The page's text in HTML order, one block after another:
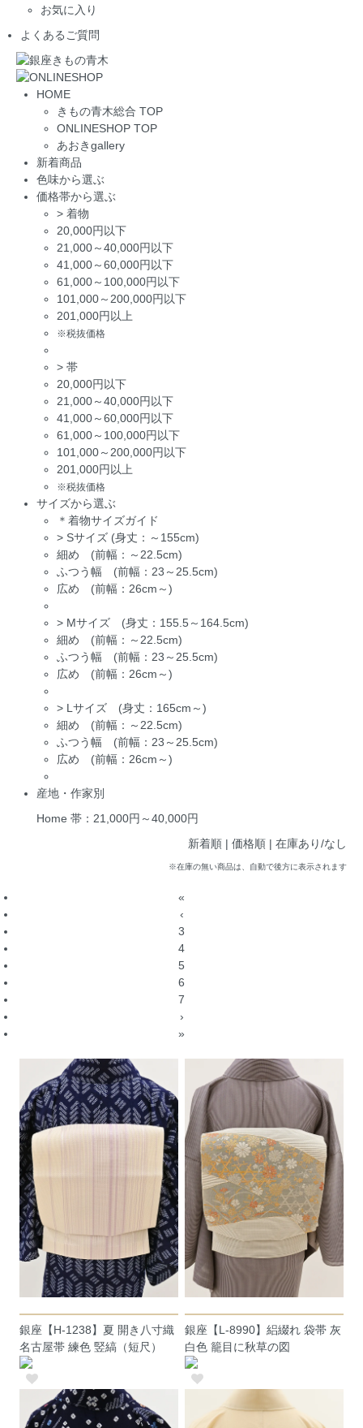
お気に入り
よくあるご質問
HOME
きもの青木総合 TOP
ONLINESHOP TOP
あおきgallery
新着商品
色味から選ぶ
価格帯から選ぶ
> 着物
20,000円以下
21,000～40,000円以下
41,000～60,000円以下
61,000～100,000円以下
101,000～200,000円以下
201,000円以上
※税抜価格
> 帯
20,000円以下
21,000～40,000円以下
41,000～60,000円以下
61,000～100,000円以下
101,000～200,000円以下
201,000円以上
※税抜価格
サイズから選ぶ
＊着物サイズガイド
> Sサイズ (身丈：～155cm)
細め (前幅：～22.5cm)
ふつう幅 (前幅：23～25.5cm)
広め (前幅：26cm～)
> Mサイズ (身丈：155.5～164.5cm)
細め (前幅：～22.5cm)
ふつう幅 (前幅：23～25.5cm)
広め (前幅：26cm～)
> Lサイズ (身丈：165cm～)
細め (前幅：～22.5cm)
ふつう幅 (前幅：23～25.5cm)
広め (前幅：26cm～)
産地・作家別
Home 帯：21,000円～40,000円
新着順 | 価格順 | 在庫あり/なし
※在庫の無い商品は、自動で後方に表示されます
«
‹
3
4
5
6
7
›
»
銀座【H-1238】夏 開き八寸織
名古屋帯 練色 竪縞（短尺）
銀座【L-8990】絽綴れ 袋帯 灰
白色 籠目に秋草の図